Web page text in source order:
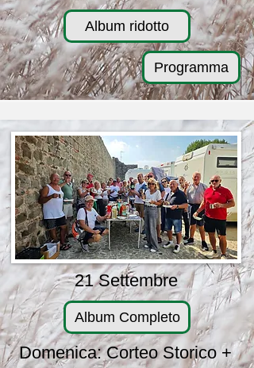
Album ridotto
Programma
21 Settembre
Album Completo
Domenica: Corteo Storico +